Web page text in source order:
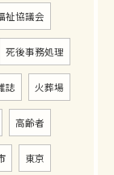
祉協議会
死後事務処理
誌 火葬場
高齢者
東京
ら